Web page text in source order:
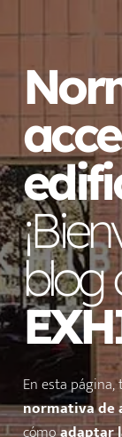
blog
En esta
normativa de